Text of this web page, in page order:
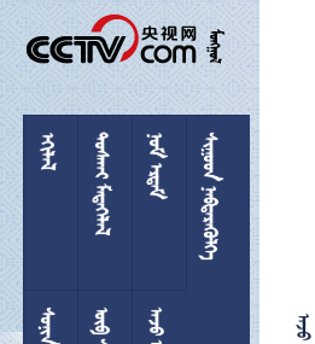
      